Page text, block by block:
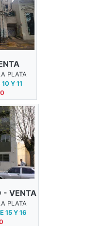
PLATA
Y 11
- VENTA
PLATA
15 Y 16